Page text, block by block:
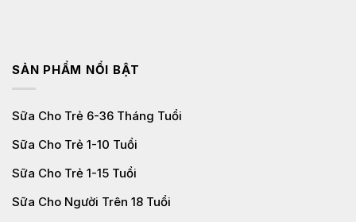
SẢN PHẨM NỔI BẬT
Sữa Cho Trẻ 6-36 Tháng Tuổi
Sữa Cho Trẻ 1-10 Tuổi
Sữa Cho Trẻ 1-15 Tuổi
Sữa Cho Người Trên 18 Tuổi